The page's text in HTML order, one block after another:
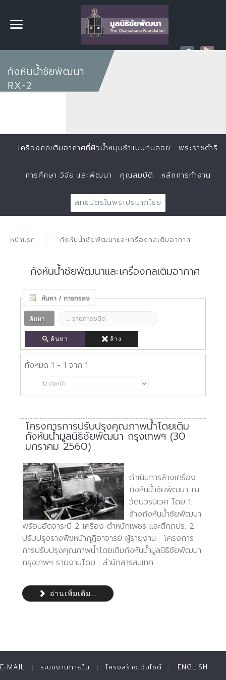
กังหันน้ำชัยพัฒนา
RX-2
เครื่องกลเติมอากาศที่ผิวน้ำหมุนช้าแบบทุ่นลอย พระราชดำริ
การศึกษา วิจัย และพัฒนา คุณสมบัติ หลักการทำงาน
สิทธิบัตรในพระปรมาภิไธย
หน้าแรก กังหันน้ำชัยพัฒนาและเครื่องกลเติมอากาศ
กังหันน้ำชัยพัฒนาและเครื่องกลเติมอากาศ
ค้นหา / การกรอง
ค้นหา
ค้นหา ล้าง
ทั้งหมด 1 - 1 จาก 1
โครงการการปรับปรุงคุณภาพน้ำโดยเติม
กังหันน้ำมูลนิธิชัยพัฒนา กรุงเทพฯ (30
มกราคม 2560)
ดำเนินการล้างเครื่อง
กังหันน้ำชัยพัฒนา ณ
วัดบวรนิเวศ โดย 1.
ล้างกังหันน้ำชัยพัฒนา
พร้อมอัดจาระบี 2 เครื่อง ตำหนักเพชร และตึกภปร. 2.
ปรับปรุงรางพืชหน้ากุฏิอาจารย์ ผู้รายงาน : โครงการ
การปรับปรุงคุณภาพน้ำโดยเติมกังหันน้ำมูลนิธิชัยพัฒนา
กรุงเทพฯ รายงานโดย : สำนักสารสนเทศ
อ่านเพิ่มเติม...
E-MAIL ระบบงานภายใน โครงสร้างเว็บไซต์ ENGLISH